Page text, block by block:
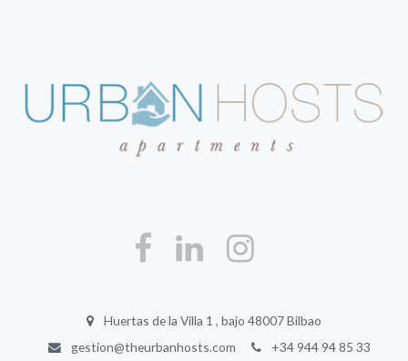
Huertas de la Villa 1 , bajo 48007 Bilbao
gestion@theurbanhosts.com
+34 944 94 85 33